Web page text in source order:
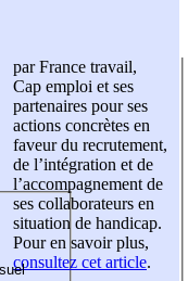
par France travail,
Cap emploi et ses
partenaires pour ses
actions concrètes en
faveur du recrutement,
de l’intégration et de
l’accompagnement de
ses collaborateurs en
situation de handicap.
Pour en savoir plus,
consultez cet article.